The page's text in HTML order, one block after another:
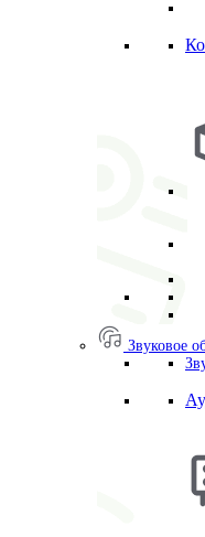
Звуковое